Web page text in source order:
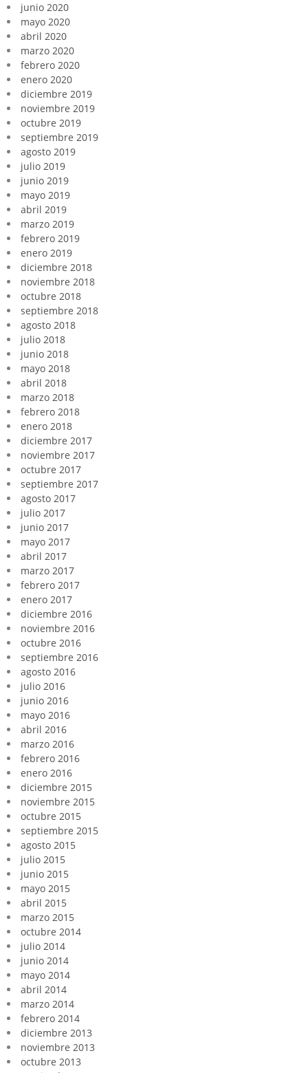
junio 2020
mayo 2020
abril 2020
marzo 2020
febrero 2020
enero 2020
diciembre 2019
noviembre 2019
octubre 2019
septiembre 2019
agosto 2019
julio 2019
junio 2019
mayo 2019
abril 2019
marzo 2019
febrero 2019
enero 2019
diciembre 2018
noviembre 2018
octubre 2018
septiembre 2018
agosto 2018
julio 2018
junio 2018
mayo 2018
abril 2018
marzo 2018
febrero 2018
enero 2018
diciembre 2017
noviembre 2017
octubre 2017
septiembre 2017
agosto 2017
julio 2017
junio 2017
mayo 2017
abril 2017
marzo 2017
febrero 2017
enero 2017
diciembre 2016
noviembre 2016
octubre 2016
septiembre 2016
agosto 2016
julio 2016
junio 2016
mayo 2016
abril 2016
marzo 2016
febrero 2016
enero 2016
diciembre 2015
noviembre 2015
octubre 2015
septiembre 2015
agosto 2015
julio 2015
junio 2015
mayo 2015
abril 2015
marzo 2015
octubre 2014
julio 2014
junio 2014
mayo 2014
abril 2014
marzo 2014
febrero 2014
diciembre 2013
noviembre 2013
octubre 2013